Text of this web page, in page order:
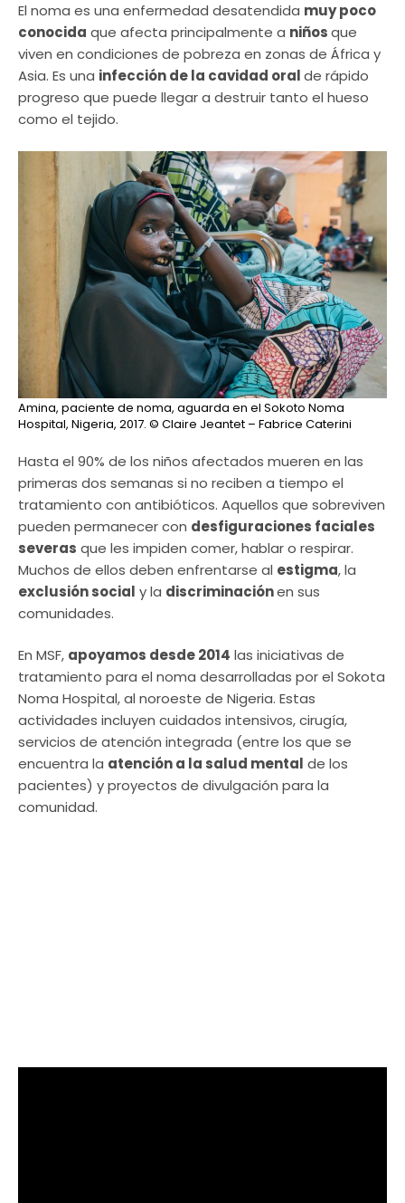
El noma es una enfermedad desatendida muy poco
conocida que afecta principalmente a niñosque
viven en condiciones de pobreza en zonas de África y
Asia. Es una infección de la cavidad oralde rápido
progreso que puede llegar a destruir tanto el hueso
como el tejido.
Amina, paciente de noma, aguarda en el Sokoto Noma
Hospital, Nigeria, 2017. © Claire Jeantet – Fabrice Caterini
Hasta el 90% de los niños afectados mueren en las
primeras dos semanas si no reciben a tiempo el
tratamiento con antibióticos. Aquellos que sobreviven
pueden permanecer con desfiguraciones faciales
severas que les impiden comer, hablar o respirar.
Muchos de ellos deben enfrentarse al estigma, la
exclusión social y la discriminaciónen sus
comunidades.
En MSF, apoyamos desde 2014 las iniciativas de
tratamiento para el noma desarrolladas por el Sokota
Noma Hospital, al noroeste de Nigeria. Estas
actividades incluyen cuidados intensivos, cirugía,
servicios de atención integrada (entre los que se
encuentra la atención a la salud mental de los
pacientes) y proyectos de divulgación para la
comunidad.